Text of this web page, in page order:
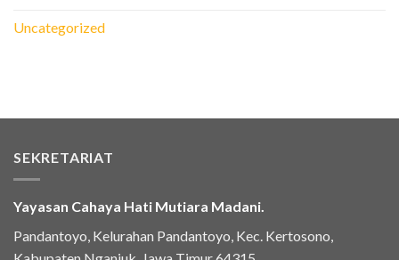
Uncategorized
SEKRETARIAT
Yayasan Cahaya Hati Mutiara Madani.
Pandantoyo, Kelurahan Pandantoyo, Kec. Kertosono,